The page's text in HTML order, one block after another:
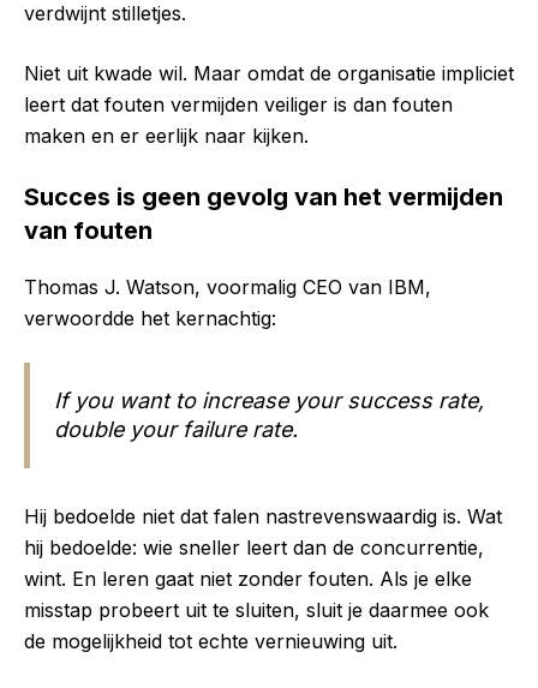
verdwijnt stilletjes.
Niet uit kwade wil. Maar omdat de organisatie impliciet
leert dat fouten vermijden veiliger is dan fouten
maken en er eerlijk naar kijken.
Succes is geen gevolg van het vermijden
van fouten
Thomas J. Watson, voormalig CEO van IBM,
verwoordde het kernachtig:
If you want to increase your success rate,
double your failure rate.
Hij bedoelde niet dat falen nastrevenswaardig is. Wat
hij bedoelde: wie sneller leert dan de concurrentie,
wint. En leren gaat niet zonder fouten. Als je elke
misstap probeert uit te sluiten, sluit je daarmee ook
de mogelijkheid tot echte vernieuwing uit.